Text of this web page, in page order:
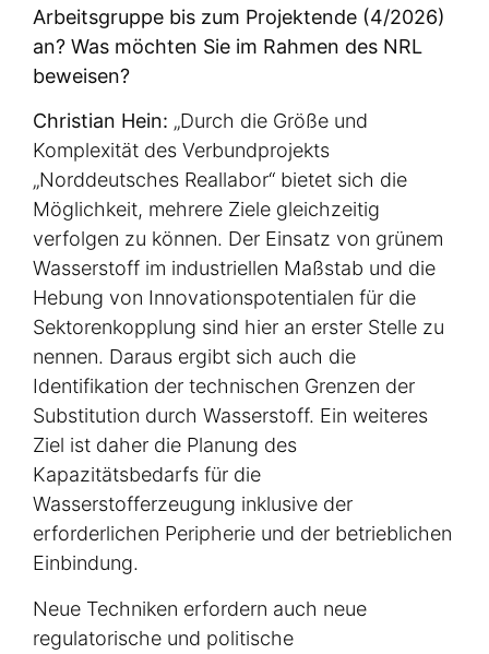
Arbeitsgruppe bis zum Projektende (4/2026)
an? Was möchten Sie im Rahmen des NRL
beweisen?
Christian Hein: „Durch die Größe und
Komplexität des Verbundprojekts
„Norddeutsches Reallabor“ bietet sich die
Möglichkeit, mehrere Ziele gleichzeitig
verfolgen zu können. Der Einsatz von grünem
Wasserstoff im industriellen Maßstab und die
Hebung von Innovationspotentialen für die
Sektorenkopplung sind hier an erster Stelle zu
nennen. Daraus ergibt sich auch die
Identifikation der technischen Grenzen der
Substitution durch Wasserstoff. Ein weiteres
Ziel ist daher die Planung des
Kapazitätsbedarfs für die
Wasserstofferzeugung inklusive der
erforderlichen Peripherie und der betrieblichen
Einbindung.
Neue Techniken erfordern auch neue
regulatorische und politische